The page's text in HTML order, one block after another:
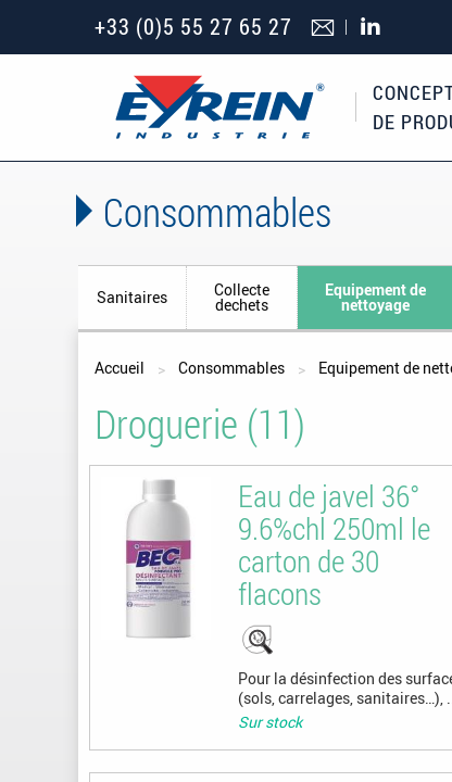
+33 (0)5 55 27 65 27
DE
Consommables
Sanitaires Collecte
dechets
Equipement de
nettoyage
Vous êtes ici
Accueil Consommables Equipement de
Droguerie (11)
Eau de javel 36°
9.6%chl 250ml le
carton de 30
flacons
Pour la désinfection des
(sols, carrelages, sanitaires…),
Sur stock